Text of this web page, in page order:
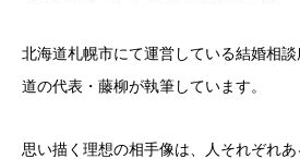
北海道札幌市にて運営している結婚相
道の代表・藤柳が執筆しています。
思い描く理想の相手像は、人それぞれあ